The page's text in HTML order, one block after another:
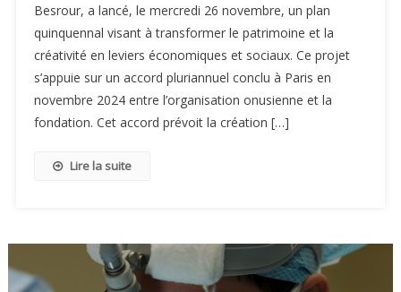
Besrour, a lancé, le mercredi 26 novembre, un plan
quinquennal visant à transformer le patrimoine et la
créativité en leviers économiques et sociaux. Ce projet
s’appuie sur un accord pluriannuel conclu à Paris en
novembre 2024 entre l’organisation onusienne et la
fondation. Cet accord prévoit la création […]
Lire la suite